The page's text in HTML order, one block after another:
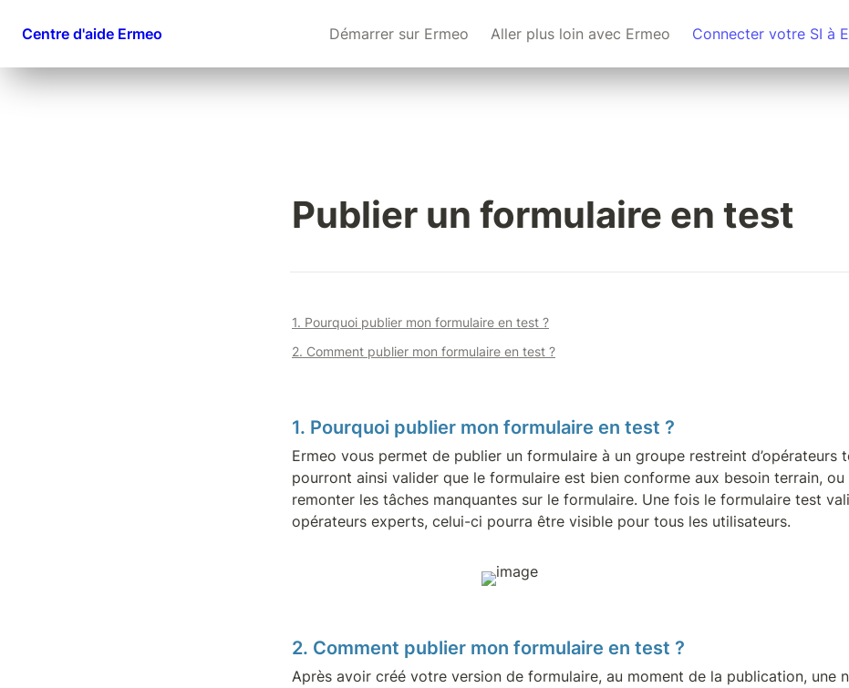
Centre d'aide Ermeo Démarrer sur Ermeo Aller plus loin avec Ermeo Connecter votre SI à
Publier un formulaire en test
1. Pourquoi publier mon formulaire en test ?
2. Comment publier mon formulaire en test ?
1. Pourquoi publier mon formulaire en test ?
Ermeo vous permet de publier un formulaire à un groupe restreint d’opérateurs
pourront ainsi valider que le formulaire est bien conforme aux besoin terrain, ou
remonter les tâches manquantes sur le formulaire. Une fois le formulaire test
opérateurs experts, celui-ci pourra être visible pour tous les utilisateurs.
2. Comment publier mon formulaire en test ?
Après avoir créé votre version de formulaire, au moment de la publication, une